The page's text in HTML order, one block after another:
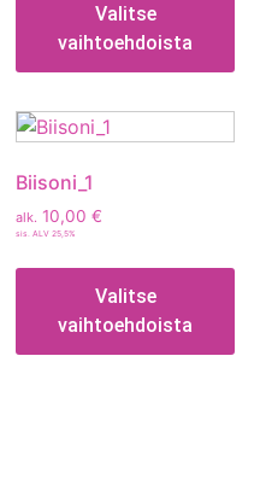
Valitse
vaihtoehdoista
Biisoni_1
alk. 10,00 €
sis. ALV 25,5%
Valitse
vaihtoehdoista